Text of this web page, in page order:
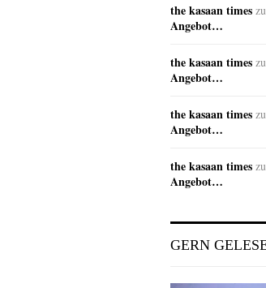
the kasaan times zu
Angebot…
the kasaan times zu
Angebot…
the kasaan times zu
Angebot…
the kasaan times zu
Angebot…
GERN